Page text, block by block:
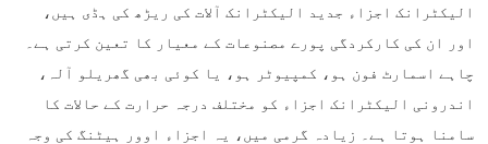
الیکٹرانک اجزاء جدید الیکٹرانک آلات کی ریڑھ کی ہڈی ہیں،
اور ان کی کارکردگی پورے مصنوعات کے معیار کا تعین کرتی ہے۔
چاہے اسمارٹ فون ہو، کمپیوٹر ہو، یا کوئی بھی گھریلو آلہ،
اندرونی الیکٹرانک اجزاء کو مختلف درجہ حرارت کے حالات کا
سامنا ہوتا ہے۔ زیادہ گرمی میں، یہ اجزاء اوور ہیٹنگ کی وجہ